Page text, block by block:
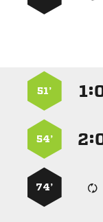
:
51’
:
54’
74’